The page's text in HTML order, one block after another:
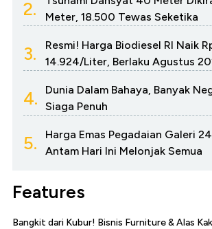
2.
Meter, 18.500 Tewas Seketika
3.
Resmi! Harga Biodiesel RI Naik
14.924/Liter, Berlaku Agustus
4.
Dunia Dalam Bahaya, Banyak
Siaga Penuh
5.
Harga Emas Pegadaian Galeri
Antam Hari Ini Melonjak Semua
Features
Bangkit dari Kubur! Bisnis Furniture & Alas